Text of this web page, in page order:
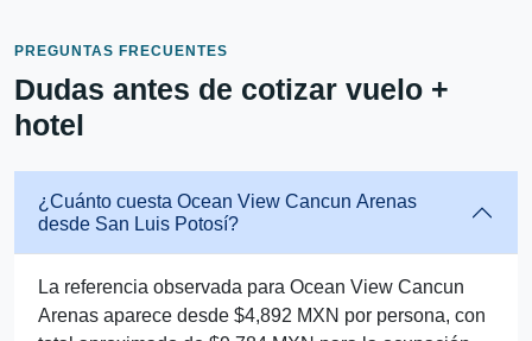
PREGUNTAS FRECUENTES
Dudas antes de cotizar vuelo +
hotel
¿Cuánto cuesta Ocean View Cancun Arenas
desde San Luis Potosí?
La referencia observada para Ocean View Cancun
Arenas aparece desde $4,892 MXN por persona, con